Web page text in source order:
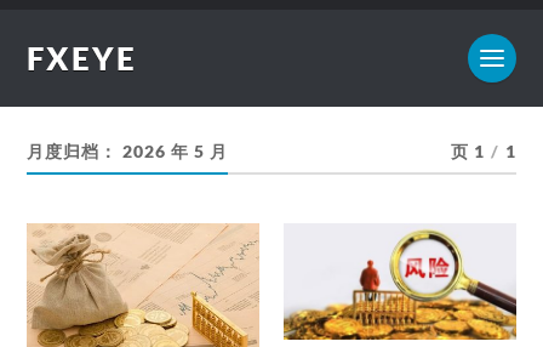
FXEYE
月度归档：2026 年 5 月 页 1 / 1